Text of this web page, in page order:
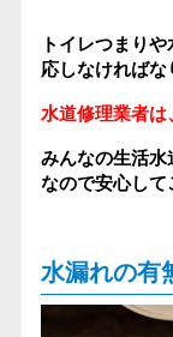
トイレつまり
応しなければな
水道修理業者は
みんなの生活水
なので安心して
水漏れの有